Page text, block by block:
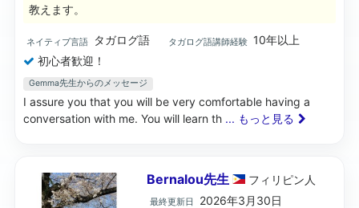
教えます。
ネイティブ言語 タガログ語 タガログ語講師経験 10年以上
初心者歓迎！
Gemma先生からのメッセージ
I assure you that you will be very comfortable having a
conversation with me. You will learn th ... もっと見る
Bernalou先生 フィリピン 人
最終更新日 2026年3月30日